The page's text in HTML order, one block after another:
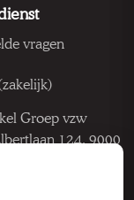
vragen
Groep vzw
124, 9000